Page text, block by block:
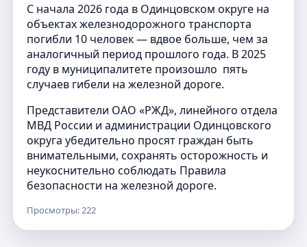
С начала 2026 года в Одинцовском округе на
объектах железнодорожного транспорта
погибли 10 человек — вдвое больше, чем за
аналогичный период прошлого года. В 2025
году в муниципалитете произошло пять
случаев гибели на железной дороге.
Представители ОАО «РЖД», линейного отдела
МВД России и администрации Одинцовского
округа убедительно просят граждан быть
внимательными, сохранять осторожность и
неукоснительно соблюдать Правила
безопасности на железной дороге.
Просмотры: 222